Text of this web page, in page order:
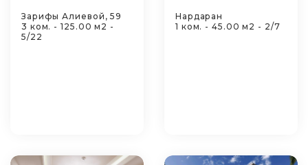
Зарифы Алиевой, 59
3 ком. - 125.00 м2 -
5/22
Нардаран
1 ком. - 45.00 м2 - 2/7